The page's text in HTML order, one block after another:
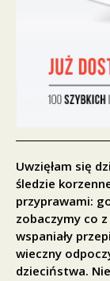
Uwzięłam się
śledzie
przyprawami:
zobaczymy co
wspaniały
wieczny
dzieciństwa.